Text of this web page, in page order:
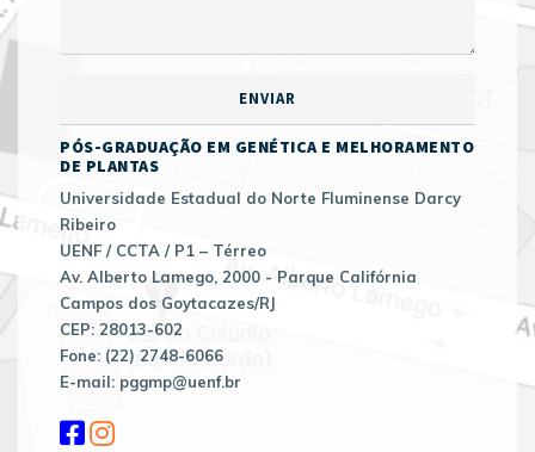
PÓS-GRADUAÇÃO EM GENÉTICA E MELHORAMENTO
DE PLANTAS
Universidade Estadual do Norte Fluminense Darcy
Ribeiro
UENF / CCTA / P1 – Térreo
Av. Alberto Lamego, 2000 - Parque Califórnia
Campos dos Goytacazes/RJ
CEP: 28013-602
Fone: (22) 2748-6066
E-mail: pggmp@uenf.br